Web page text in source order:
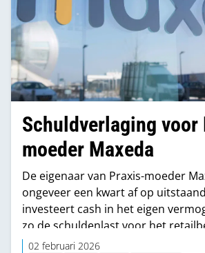
Schuldverlaging voor
moeder Maxeda
De eigenaar van Praxis-moeder
ongeveer een kwart af op
investeert cash in het eigen
zo de schuldenlast voor het
02 februari 2026